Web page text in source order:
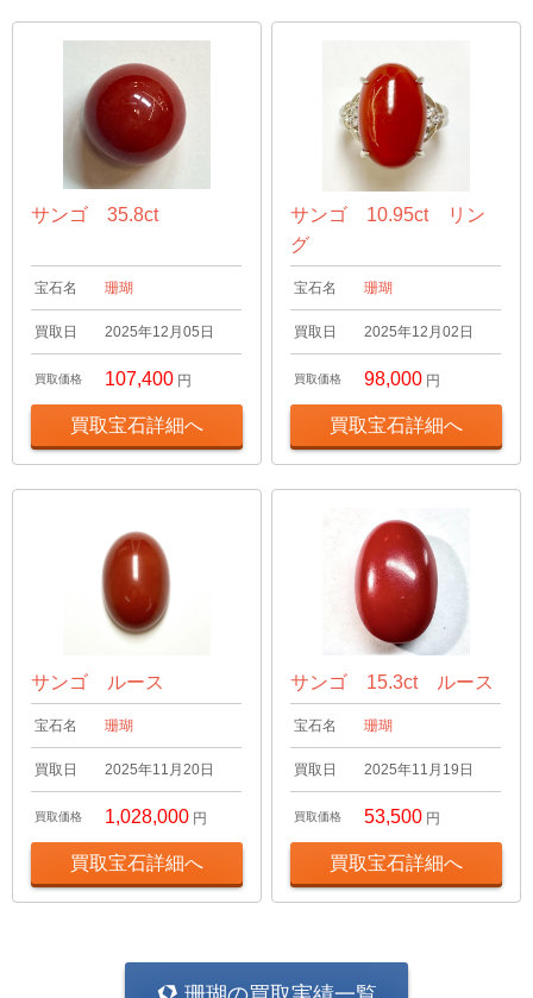
サンゴ 35.8ct
宝石名 珊瑚
買取日 2025年12月05日
買取価格 107,400 円
買取宝石詳細へ
サンゴ 10.95ct リン
グ
宝石名 珊瑚
買取日 2025年12月02日
買取価格 98,000 円
買取宝石詳細へ
サンゴ ルース
宝石名 珊瑚
買取日 2025年11月20日
買取価格 1,028,000 円
買取宝石詳細へ
サンゴ 15.3ct ルース
宝石名 珊瑚
買取日 2025年11月19日
買取価格 53,500 円
買取宝石詳細へ